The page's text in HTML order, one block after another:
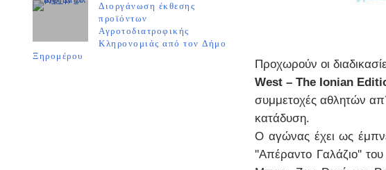
Διοργάνωση έκθεσης
προϊόντων
Αγροτοδιατροφικής
Κληρονομιάς από τον Δήμο
Ξηρομέρου
Πρoχωρούν οι
West – The Ionian
συμμετοχές αθλητών
κατάδυση.
Ο αγώνας έχει ως
''Απέραντο Γαλάζιο''